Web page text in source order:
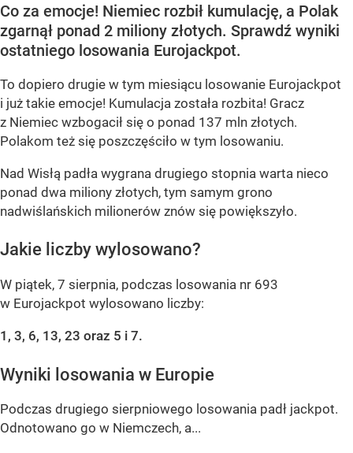
Co za emocje! Niemiec rozbił kumulację, a Polak
zgarnął ponad 2 miliony złotych. Sprawdź wyniki
ostatniego losowania Eurojackpot.
To dopiero drugie w tym miesiącu losowanie Eurojackpot
i już takie emocje! Kumulacja została rozbita! Gracz
z Niemiec wzbogacił się o ponad 137 mln złotych.
Polakom też się poszczęściło w tym losowaniu.
Nad Wisłą padła wygrana drugiego stopnia warta nieco
ponad dwa miliony złotych, tym samym grono
nadwiślańskich milionerów znów się powiększyło.
Jakie liczby wylosowano?
W piątek, 7 sierpnia, podczas losowania nr 693
w Eurojackpot wylosowano liczby:
1, 3, 6, 13, 23 oraz 5 i 7.
Wyniki losowania w Europie
Podczas drugiego sierpniowego losowania padł jackpot.
Odnotowano go w Niemczech, a...